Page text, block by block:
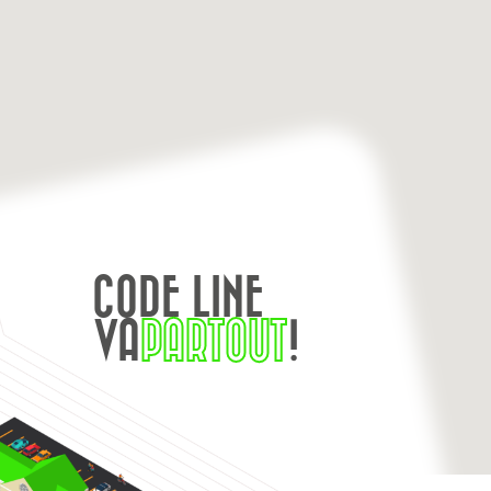
CODE LINE
VAPARTOUT!